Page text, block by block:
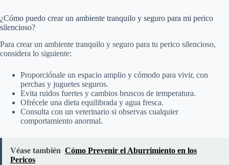
¿Cómo puedo crear un ambiente tranquilo y seguro para mi perico
silencioso?
Para crear un ambiente tranquilo y seguro para tu perico silencioso,
considera lo siguiente:
Proporciónale un espacio amplio y cómodo para vivir, con
perchas y juguetes seguros.
Evita ruidos fuertes y cambios bruscos de temperatura.
Ofrécele una dieta equilibrada y agua fresca.
Consulta con un veterinario si observas cualquier
comportamiento anormal.
Véase también Cómo Prevenir el Aburrimiento en los
Pericos